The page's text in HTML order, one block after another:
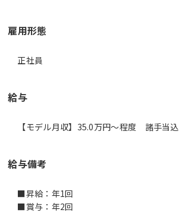
雇用形態
正社員
給与
【モデル月収】35.0万円〜程度 諸手当込
給与備考
■昇給：年1回
■賞与：年2回